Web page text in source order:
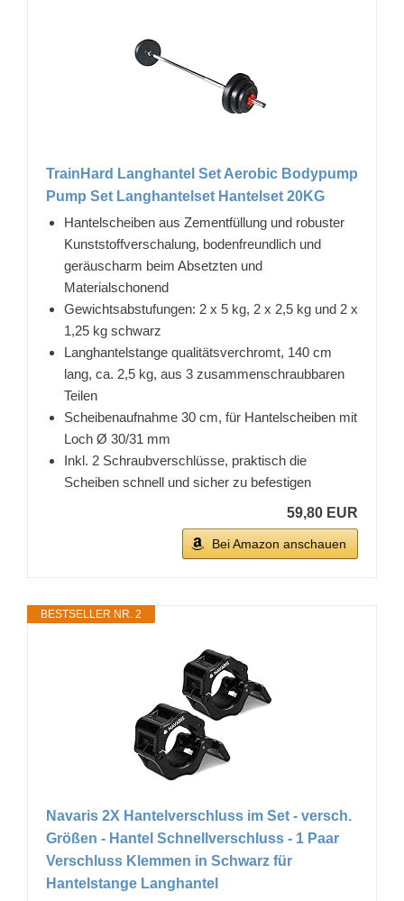
TrainHard Langhantel Set Aerobic Bodypump
Pump Set Langhantelset Hantelset 20KG
Hantelscheiben aus Zementfüllung und robuster
Kunststoffverschalung, bodenfreundlich und
geräuscharm beim Absetzten und
Materialschonend
Gewichtsabstufungen: 2 x 5 kg, 2 x 2,5 kg und 2 x
1,25 kg schwarz
Langhantelstange qualitätsverchromt, 140 cm
lang, ca. 2,5 kg, aus 3 zusammenschraubbaren
Teilen
Scheibenaufnahme 30 cm, für Hantelscheiben mit
Loch Ø 30/31 mm
Inkl. 2 Schraubverschlüsse, praktisch die
Scheiben schnell und sicher zu befestigen
59,80 EUR
Bei Amazon anschauen
BESTSELLER NR. 2
Navaris 2X Hantelverschluss im Set - versch.
Größen - Hantel Schnellverschluss - 1 Paar
Verschluss Klemmen in Schwarz für
Hantelstange Langhantel